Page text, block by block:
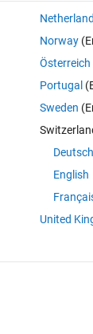
Norway
Österreich
Portugal
Sweden
Deutsch
English
United